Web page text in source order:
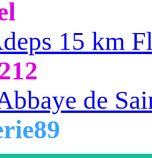
15 km
de